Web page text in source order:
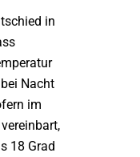
in
Nacht
im
18 Grad